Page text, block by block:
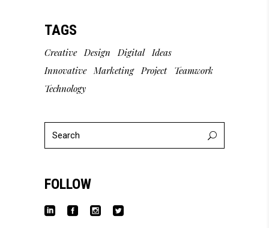
TAGS
Creative Design Digital Ideas
Innovative Marketing Project
Teamwork
Technology
FOLLOW